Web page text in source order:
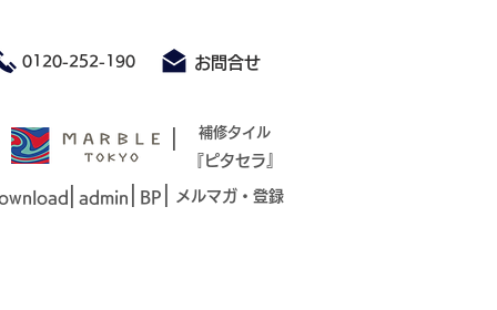
0120-252-190
お問合せ
| 補修タイル
『ピタセラ』
|
BP
| admin | メルマガ・登録